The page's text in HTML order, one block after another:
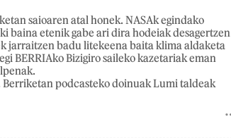
saioaren atal honek. NASAk egindako
baina etenik gabe ari dira hodeiak
jarraitzen badu litekeena baita klima aldaketa
BERRIAko Bizigiro saileko kazetariak eman
podcasteko doinuak Lumi taldeak